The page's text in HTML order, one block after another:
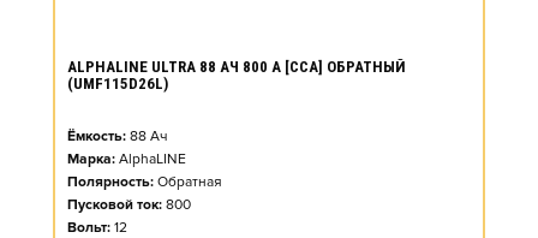
ALPHALINE ULTRA 88 АЧ 800 А [CCA] ОБРАТНЫЙ
(UMF115D26L)
Ёмкость: 88 Ач
Марка: AlphaLINE
Полярность: Обратная
Пусковой ток: 800
Вольт: 12